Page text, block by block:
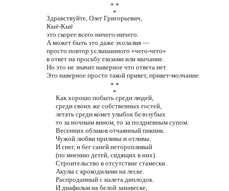
* *
*
Здравствуйте, Олег Григорьевич,
Кыё-Кыё
это скорее всего ничего-ничего.
А может быть это даже эхолалия —
просто повтор услышанного «чего-чего»
в ответ на просьбу глазами или мычание.
Но это не значит наверное что ответа нет.
Это наверное просто такой привет, привет-молчание.
* *
*
Как хорошо побыть среди людей,
среди своих же собственных гостей,
летать среди комет улыбок белозубых
то за ночным вином, то за полдневным супом.
Весенних облаков отчаянный пикник.
Чужой любви приливы и отливы.
И снег, и бег саней неторопливый
(по мнению детей, сидящих в них).
Строительство в отсутствие стамески.
Акулы с крокодилами на леске.
Распроданный с налета диплодок.
И диафильм на белой занавеске,